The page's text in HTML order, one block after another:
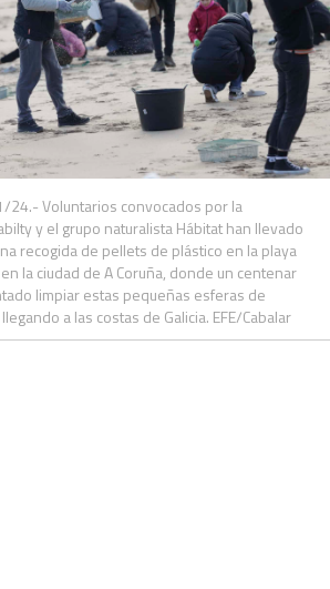
24.- Voluntarios convocados por la
y el grupo naturalista Hábitat han llevado
recogida de pellets de plástico en la playa
la ciudad de A Coruña, donde un centenar
limpiar estas pequeñas esferas de
a las costas de Galicia. EFE/Cabalar